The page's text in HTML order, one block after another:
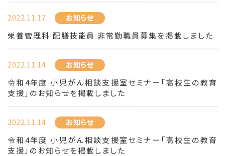
2022.11.17 お知らせ
栄養管理科 配膳技能員 非常勤職員募集を掲載しました
2022.11.14 お知らせ
令和4年度 小児がん相談支援室セミナー「高校生の教育
支援」のお知らせを掲載しました
2022.11.14 お知らせ
令和4年度 小児がん相談支援室セミナー「高校生の教育
支援」のお知らせを掲載しました